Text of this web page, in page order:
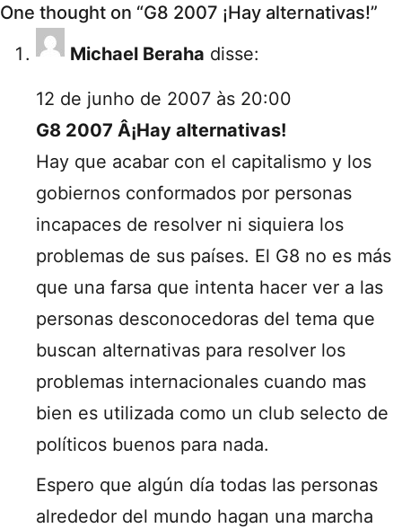
One thought on “G8 2007 ¡Hay alternativas!”
Michael Beraha disse:
12 de junho de 2007 às 20:00
G8 2007 Â¡Hay alternativas!
Hay que acabar con el capitalismo y los
gobiernos conformados por personas
incapaces de resolver ni siquiera los
problemas de sus países. El G8 no es más
que una farsa que intenta hacer ver a las
personas desconocedoras del tema que
buscan alternativas para resolver los
problemas internacionales cuando mas
bien es utilizada como un club selecto de
políticos buenos para nada.
Espero que algún día todas las personas
alrededor del mundo hagan una marcha